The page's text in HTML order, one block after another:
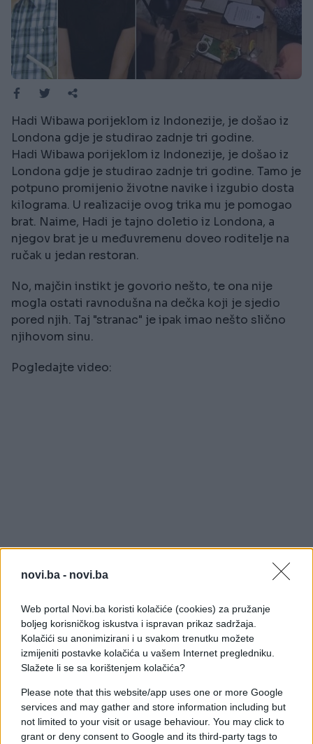
novi.ba - novi.ba
Web portal Novi.ba koristi kolačiće (cookies) za pružanje
boljeg korisničkog iskustva i ispravan prikaz sadržaja.
Kolačići su anonimizirani i u svakom trenutku možete
izmijeniti postavke kolačića u vašem Internet pregledniku.
Slažete li se sa korištenjem kolačića?
Please note that this website/app uses one or more Google
services and may gather and store information including but
not limited to your visit or usage behaviour. You may click to
grant or deny consent to Google and its third-party tags to
Hadi Wibawa porijeklom iz Indonezije, je došao iz
Londona gdje je studirao zadnje tri godine.
Hadi Wibawa porijeklom iz Indonezije, je došao iz
Londona gdje je studirao zadnje tri godine. Tamo je
potpuno promijenio životne navike i izgubio dosta
kilograma. U realizacije ovog trika mu je pomogao
brat. Naime, Hadi je tajno doletio iz Londona, a
njegov brat je u međuvremenu doveo roditelje na
ručak u jedan restoran.
No, majčin instikt je govorio nešto, te ona nije
mogla ostati ravnodušna na dečka koji je sjedio
pored njih. Taj "stranac" je ipak imao nešto slično
njihovom sinu.
Pogledajte video: